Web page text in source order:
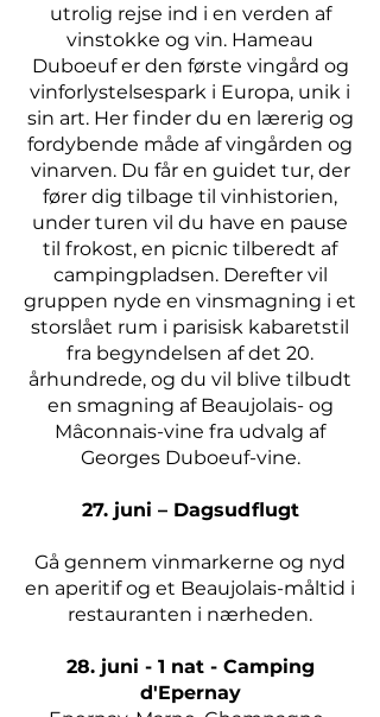
utrolig rejse ind i en verden af
vinstokke og vin. Hameau
Duboeuf er den første vingård og
vinforlystelsespark i Europa, unik i
sin art. Her finder du en lærerig og
fordybende måde af vingården og
vinarven. Du får en guidet tur, der
fører dig tilbage til vinhistorien,
under turen vil du have en pause
til frokost, en picnic tilberedt af
campingpladsen. Derefter vil
gruppen nyde en vinsmagning i et
storslået rum i parisisk kabaretstil
fra begyndelsen af det 20.
århundrede, og du vil blive tilbudt
en smagning af Beaujolais- og
Mâconnais-vine fra udvalg af
Georges Duboeuf-vine.
27. juni – Dagsudflugt
Gå gennem vinmarkerne og nyd
en aperitif og et Beaujolais-måltid i
restauranten i nærheden.
28. juni - 1 nat - Camping
d'Epernay